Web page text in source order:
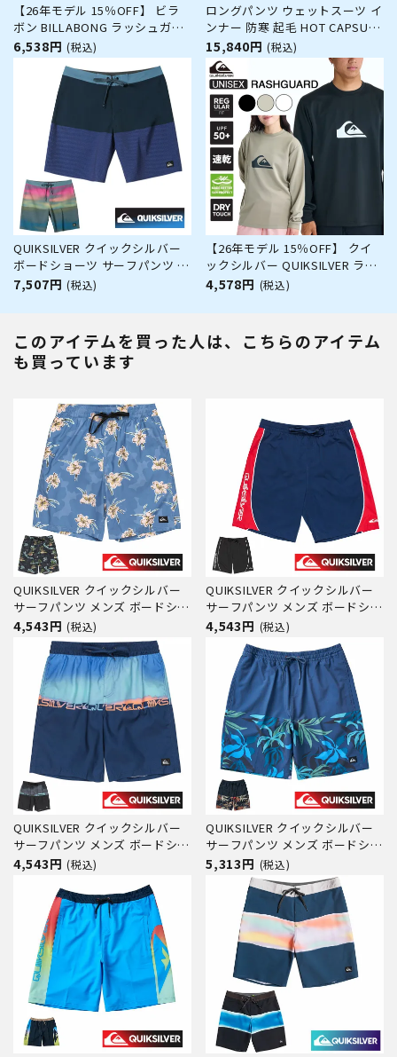
【26年モデル 15％OFF】 ビラ
ボン BILLABONG ラッシュガー
ド 長袖 ストレッチ UVカット
MORFY SQUARE LOGO LS TEE
RASH BG01C851
6,538円 (税込)
ロングパンツ ウェットスーツ イ
ンナー 防寒 起毛 HOT CAPSULE
ホットカプセル サーモトロン レ
ディース サーフィン ダイビング
ラッシュガード 冬 保温 グッズ
ウィンターアイテム
15,840円 (税込)
QUIKSILVER クイックシルバー
ボードショーツ サーフパンツ サ
ーフショーツ サーフィン メンズ
STRAIGHT LEG 19
7,507円 (税込)
【26年モデル 15％OFF】 クイ
ックシルバー QUIKSILVER ラッ
シュガード メンズ 長袖 UPF50+
海 サーフィン COMP LOGO LS
QLY261013
4,578円 (税込)
このアイテムを買った人は、こちらのアイテム
も買っています
QUIKSILVER クイックシルバー
サーフパンツ メンズ ボードショ
ーツ 水着 EVERYDAY STRAIGHT
VL 19 QBS251001 サーフ サー
フィン ブランド 19インチ 撥水
サイドポケット インナー付き
4,543円 (税込)
QUIKSILVER クイックシルバー
サーフパンツ メンズ ボードショ
ーツ 水着 EVERYDAY 99 VOLLEY
19 EQYJV04123 サーフ サーフ
ィン ブランド 19インチ 撥水 サ
イドポケット インナー付き
4,543円 (税込)
QUIKSILVER クイックシルバー
サーフパンツ メンズ ボードショ
ーツ 水着 EVERYDAY
QBS251002 サーフ サーフィン
ブランド 19インチ 撥水 サイド
ポケット インナー付き
4,543円 (税込)
QUIKSILVER クイックシルバー
サーフパンツ メンズ ボードショ
ーツ 水着 DIVISION VOLLEY
20NB QBS252005 水陸両用 サ
ーフ サーフィン ブランド 20イ
ンチ サイドポケット
5,313円 (税込)